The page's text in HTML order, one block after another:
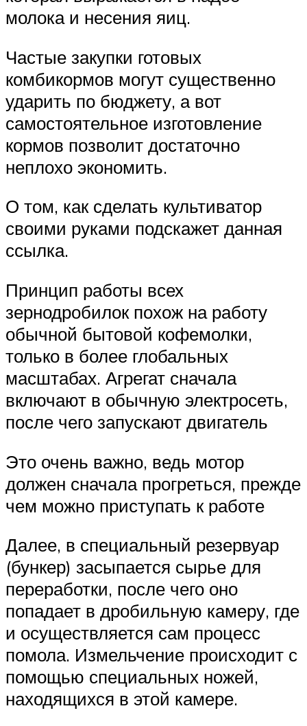
молока и несения яиц.
Частые закупки готовых
комбикормов могут существенно
ударить по бюджету, а вот
самостоятельное изготовление
кормов позволит достаточно
неплохо экономить.
О том, как сделать культиватор
своими руками подскажет данная
ссылка.
Принцип работы всех
зернодробилок похож на работу
обычной бытовой кофемолки,
только в более глобальных
масштабах. Агрегат сначала
включают в обычную электросеть,
после чего запускают двигатель
Это очень важно, ведь мотор
должен сначала прогреться, прежде
чем можно приступать к работе
Далее, в специальный резервуар
(бункер) засыпается сырье для
переработки, после чего оно
попадает в дробильную камеру, где
и осуществляется сам процесс
помола. Измельчение происходит с
помощью специальных ножей,
находящихся в этой камере.